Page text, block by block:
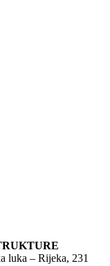
luka – Rijeka, 231